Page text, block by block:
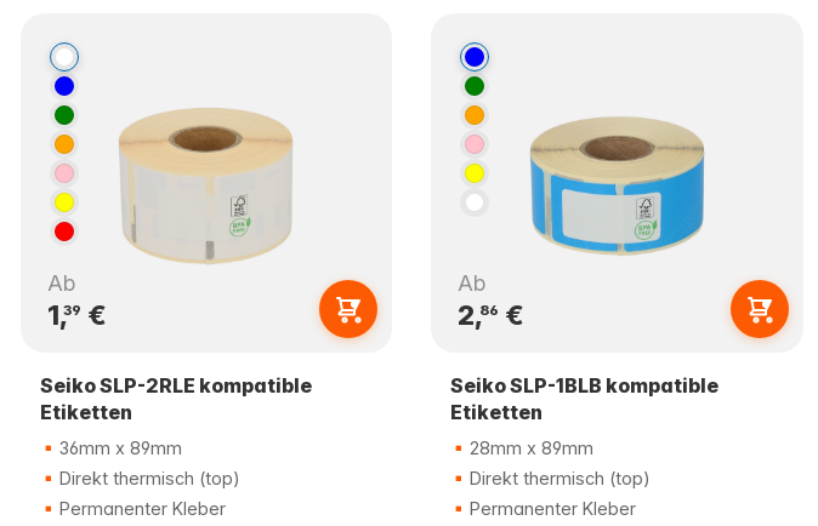
Ab
1,39 €
Seiko SLP-2RLE kompatible
Etiketten
36mm x 89mm
Direkt thermisch (top)
Permanenter Kleber
Ab
2,86 €
Seiko SLP-1BLB kompatible
Etiketten
28mm x 89mm
Direkt thermisch (top)
Permanenter Kleber